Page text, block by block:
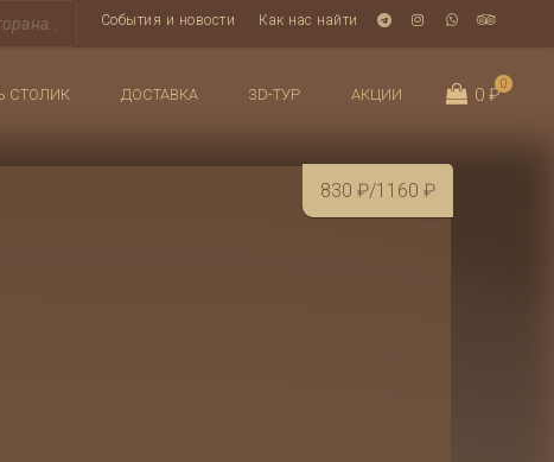
События и новости Как нас найти
0
0 ₽
СТОЛИК ДОСТАВКА 3D-ТУР АКЦИИ
830 ₽/1160 ₽